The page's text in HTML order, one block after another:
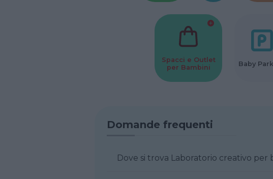
Spacci e Outlet
per Bambini
Baby
Domande frequenti
Dove si trova Laboratorio creativo per